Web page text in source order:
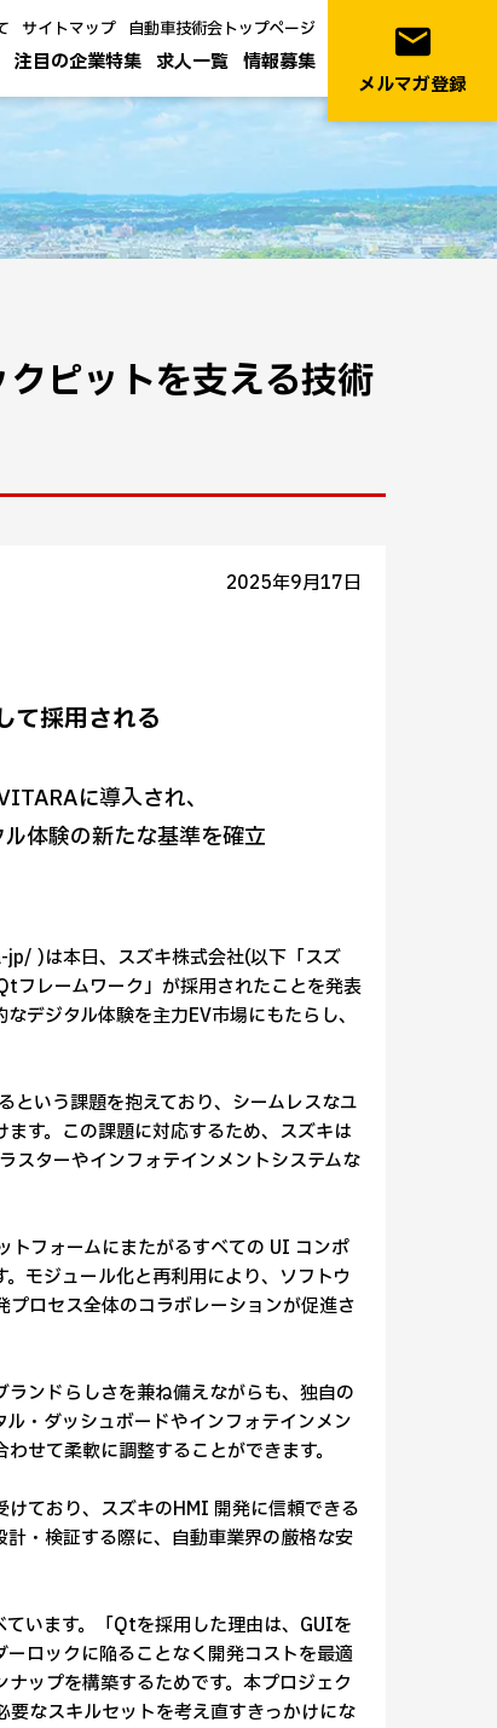
注目の企業特集 求人一覧 情報募集
サイトマップ 自動車技術会トップページ email
メルマガ登録
ピットを支える技術
2025年9月17日
て採用される
に導入され、
体験の新たな基準を確立
)は本日、スズキ株式会社(以下「スズ
フレームワーク」が採用されたことを発表
デジタル体験を主力EV市場にもたらし、
という課題を抱えており、シームレスなユ
す。この課題に対応するため、スズキは
スターやインフォテインメントシステムな
トフォームにまたがるすべての UI コンポ
モジュール化と再利用により、ソフトウ
ロセス全体のコラボレーションが促進さ
ンドらしさを兼ね備えながらも、独自の
・ダッシュボードやインフォテインメン
せて柔軟に調整することができます。
ており、スズキのHMI 開発に信頼できる
・検証する際に、自動車業界の厳格な安
います。「Qtを採用した理由は、GUIを
ロックに陥ることなく開発コストを最適
ップを構築するためです。本プロジェク
なスキルセットを考え直すきっかけにな